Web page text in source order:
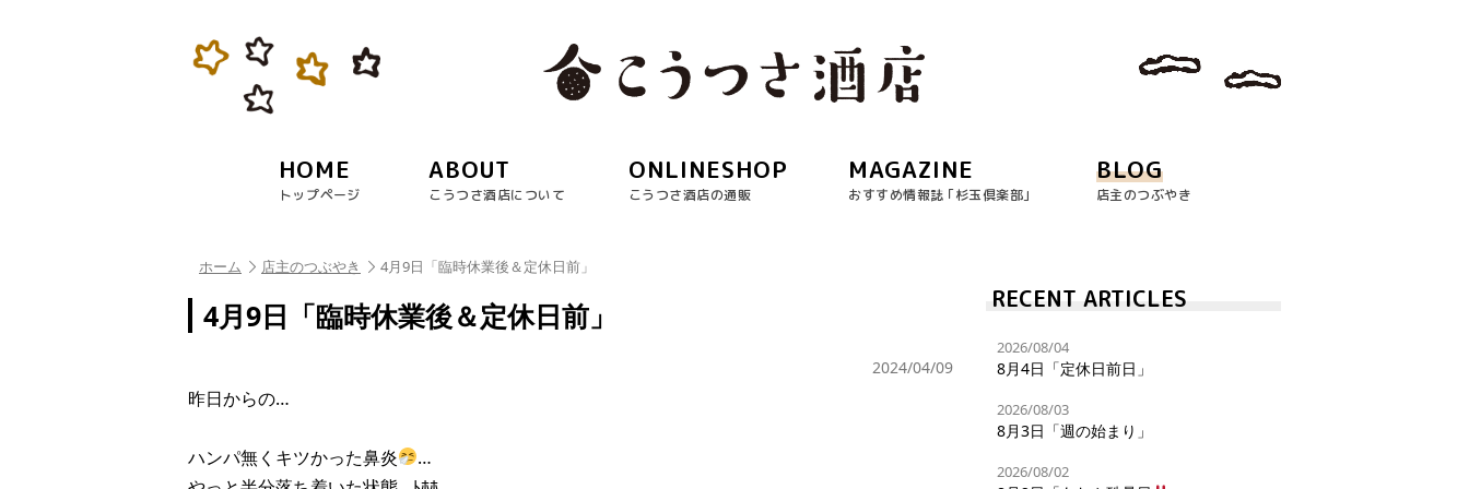
HOME
トップページ
ABOUT
こうつさ酒店について
ONLINESHOP
こうつさ酒店の通販
MAGAZINE
おすすめ情報誌 ｢杉玉倶楽部｣
BLOG
店主のつぶやき
ホーム 店主のつぶやき 4月9日「臨時休業後＆定休日前」
4月9日「臨時休業後＆定休日前」
2024/04/09
昨日からの…
ハンパ無くキツかった鼻炎
…
RECENT ARTICLES
2026/08/04
8月4日「定休日前日」
2026/08/03
8月3日「週の始まり」
2026/08/02